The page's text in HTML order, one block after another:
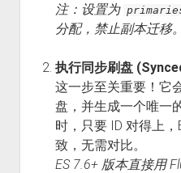
注：设置为
分配，禁止副本迁移。
执行同步刷盘
这一步至关重要！它
盘，并生成一个唯一
时，只要 ID 对得上
致，无需对比。
ES 7.6+ 版本直接用